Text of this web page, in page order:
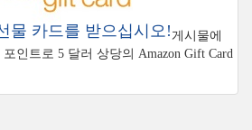
물 카드를 받으십시오! 게시물에
인트로 5 달러 상당의 Amazon Gift Card